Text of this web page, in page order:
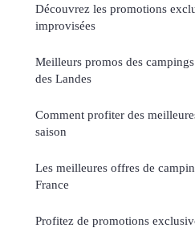
Découvrez les promotions
improvisées
Meilleurs promos des
des Landes
Comment profiter des
saison
Les meilleures offres de
France
Profitez de promotions